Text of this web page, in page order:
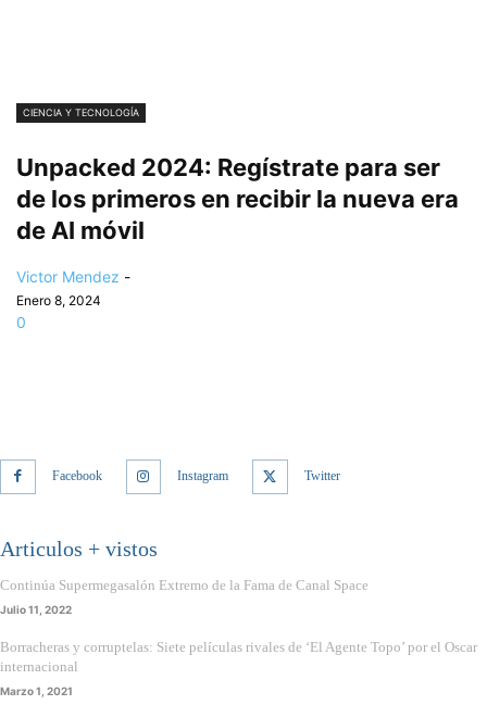
CIENCIA Y TECNOLOGÍA
Unpacked 2024: Regístrate para ser
de los primeros en recibir la nueva era
de AI móvil
Victor Mendez -
Enero 8, 2024
0
Facebook Instagram Twitter
Articulos + vistos
Continúa Supermegasalón Extremo de la Fama de Canal Space
Julio 11, 2022
Borracheras y corruptelas: Siete películas rivales de ‘El Agente Topo’ por el Oscar
internacional
Marzo 1, 2021